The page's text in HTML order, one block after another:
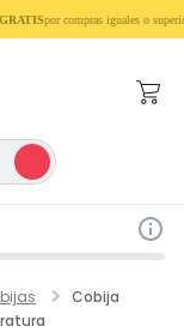
por compras iguales o
Cobija